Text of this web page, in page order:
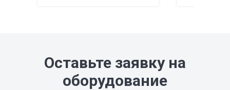
Оставьте заявку на
оборудование